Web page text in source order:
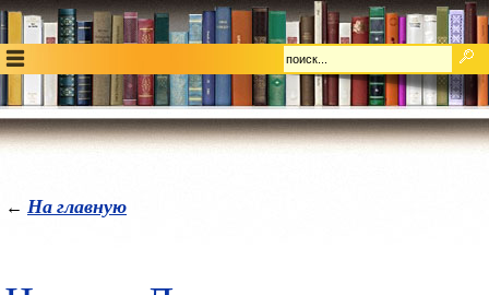
← На главную